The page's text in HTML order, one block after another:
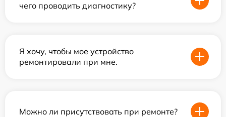
чего проводить диагностику?
Я хочу, чтобы мое устройство
ремонтировали при мне.
Можно ли присутствовать при ремонте?